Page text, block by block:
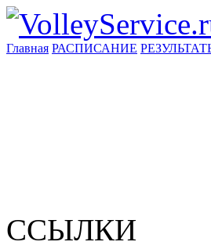
Главная РАСПИСАНИЕ
ССЫЛКИ